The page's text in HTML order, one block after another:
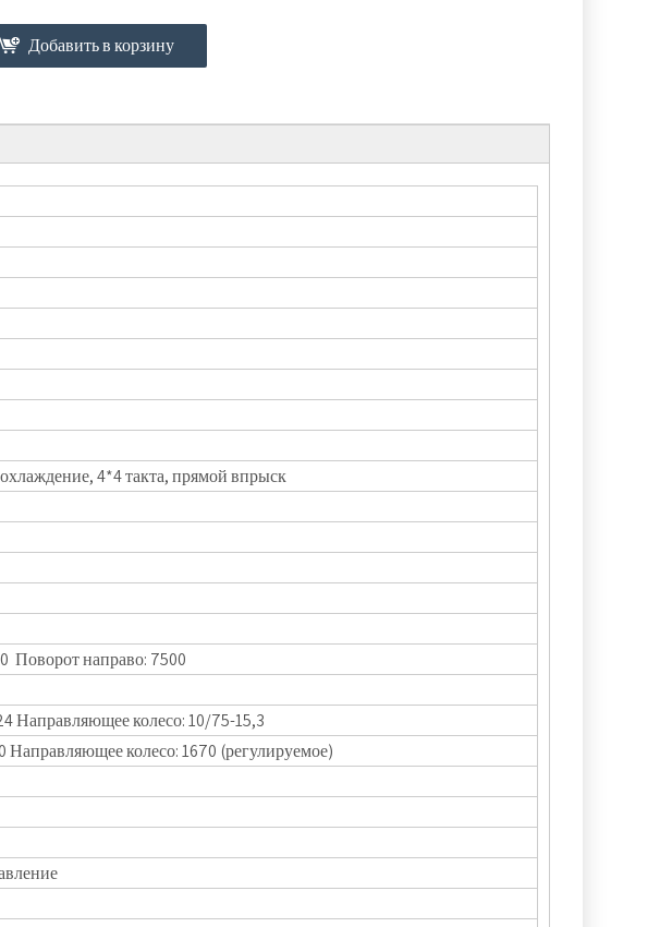
Добавить в корзину
4*4 такта, прямой впрыск
Поворот направо: 7500
Направляющее колесо: 10/75-15,3
Направляющее колесо: 1670 (регулируемое)